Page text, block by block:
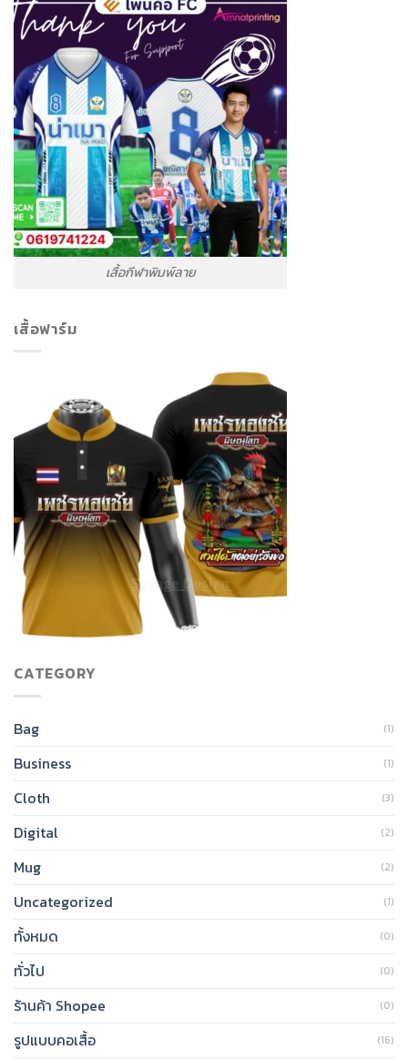
เสื้อกีฬาพิมพ์ลาย
เสื้อฟาร์ม
CATEGORY
Bag (1)
Business (1)
Cloth (3)
Digital (2)
Mug (2)
Uncategorized (1)
ทั้งหมด (0)
ทั่วไป (0)
ร้านค้า Shopee (0)
รูปแบบคอเสื้อ (16)